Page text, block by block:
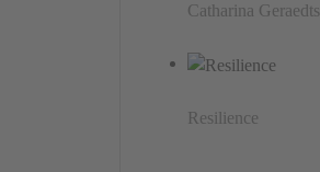
Catharina Geraedts
Resilience